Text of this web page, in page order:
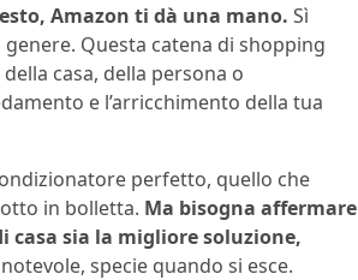
Amazon ti dà una mano. Sì
Questa catena di shopping
casa, della persona o
e l’arricchimento della tua
perfetto, quello che
in bolletta. Ma bisogna affermare
sia la migliore soluzione,
specie quando si esce.